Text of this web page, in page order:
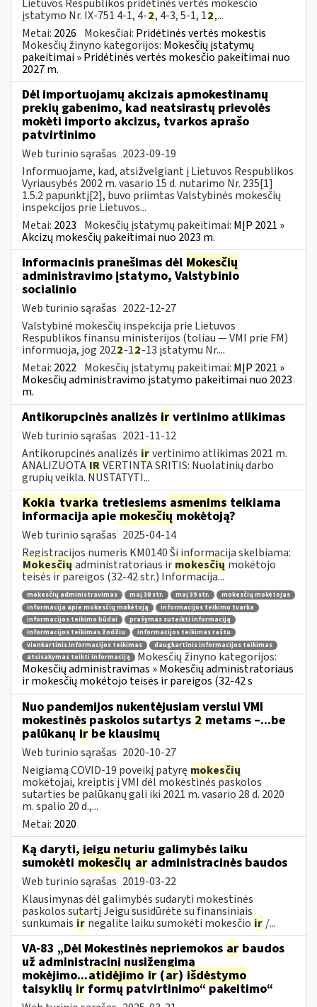
Lietuvos Respublikos pridėtinės vertės mokesčio
įstatymo Nr. IX-751 4-1, 4-2, 4-3, 5-1, 12,...
Metai: 2026 Mokesčiai: Pridėtinės vertės mokestis
Mokesčių žinyno kategorijos: Mokesčių įstatymų
pakeitimai » Pridėtinės vertės mokesčio pakeitimai nuo
2027 m.
Dėl importuojamų akcizais apmokestinamų
prekių gabenimo, kad neatsirastų prievolės
mokėti importo akcizus, tvarkos aprašo
patvirtinimo
Web turinio sąrašas 2023-09-19
Informuojame, kad, atsižvelgiant į Lietuvos Respublikos
Vyriausybės 2002 m. vasario 15 d. nutarimo Nr. 235[1]
1.5.2 papunktį[2], buvo priimtas Valstybinės mokesčių
inspekcijos prie Lietuvos...
Metai: 2023 Mokesčių įstatymų pakeitimai: MĮP 2021 »
Akcizų mokesčių pakeitimai nuo 2023 m.
Informacinis pranešimas dėl Mokesčių
administravimo įstatymo, Valstybinio
socialinio
Web turinio sąrašas 2022-12-27
Valstybinė mokesčių inspekcija prie Lietuvos
Respublikos finansų ministerijos (toliau — VMI prie FM)
informuoja, jog 2022-12-13 įstatymu Nr....
Metai: 2022 Mokesčių įstatymų pakeitimai: MĮP 2021 »
Mokesčių administravimo įstatymo pakeitimai nuo 2023
m.
Antikorupcinės analizės ir vertinimo atlikimas
Web turinio sąrašas 2021-11-12
Antikorupcinės analizės irvertinimo atlikimas 2021 m.
ANALIZUOTA IRVERTINTA SRITIS: Nuolatinių darbo
grupių veikla. NUSTATYTI...
Kokia tvarka tretiesiems asmenims teikiama
informacija apie mokesčiųmokėtoją?
Web turinio sąrašas 2025-04-14
Registracijos numeris KM0140 Ši informacija skelbiama:
Mokesčių administratoriaus ir mokesčių mokėtojo
teisės ir pareigos (32-42 str.) Informacija...
mokesčių administravimas maį 38 str. maį 39 str.
mokesčių mokėtojas
informacija apie mokesčių mokėtoją
informacijos teikimo tvarka
informacijos teikimo būdai
prašymas suteikti informaciją
informacijos teikimas žodžiu
informacijos teikimas raštu
vienkartinis informacijos teikimas
daugkartinis informacijos teikimas
atsisakymas teikti informaciją
Mokesčių žinyno kategorijos:
Mokesčių administravimas » Mokesčių administratoriaus
ir mokesčių mokėtojo teisės ir pareigos (32-42 s
Nuo pandemijos nukentėjusiam verslui VMI
mokestinės paskolos sutartys 2 metams –...be
palūkanų ir be klausimų
Web turinio sąrašas 2020-10-27
Neigiamą COVID-19 poveikį patyrę mokesčių
mokėtojai, kreiptis į VMI dėl mokestinės paskolos
sutarties be palūkanų gali iki 2021 m. vasario 28 d. 2020
m. spalio 20 d.,...
Metai: 2020
Ką daryti, jeigu neturiu galimybės laiku
sumokėti mokesčių ar administracinės baudos
Web turinio sąrašas 2019-03-22
Klausimynas dėl galimybės sudaryti mokestinės
paskolos sutartį Jeigu susidūrėte su finansiniais
sunkumais ir negalite laiku sumokėti mokesčio ir /...
VA-83 „Dėl Mokestinės nepriemokos ar baudos
už administracinį nusižengimą
mokėjimo...atidėjimo ir (ar) išdėstymo
taisyklių ir formų patvirtinimo“ pakeitimo“